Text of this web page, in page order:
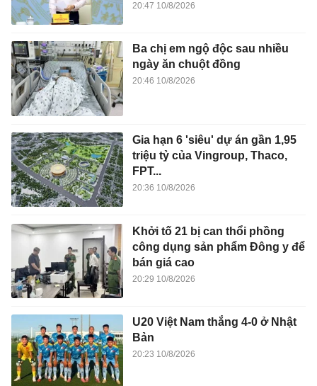
20:47 10/8/2026
Ba chị em ngộ độc sau nhiều
ngày ăn chuột đồng
20:46 10/8/2026
Gia hạn 6 'siêu' dự án gần 1,95
triệu tỷ của Vingroup, Thaco,
FPT...
20:36 10/8/2026
Khởi tố 21 bị can thổi phồng
công dụng sản phẩm Đông y để
bán giá cao
20:29 10/8/2026
U20 Việt Nam thắng 4-0 ở Nhật
Bản
20:23 10/8/2026